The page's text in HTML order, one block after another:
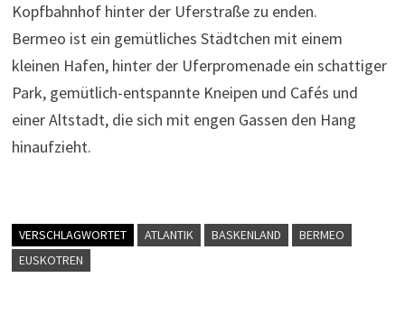
Kopfbahnhof hinter der Uferstraße zu enden.
Bermeo ist ein gemütliches Städtchen mit einem
kleinen Hafen, hinter der Uferpromenade ein schattiger
Park, gemütlich-entspannte Kneipen und Cafés und
einer Altstadt, die sich mit engen Gassen den Hang
hinaufzieht.
VERSCHLAGWORTET ATLANTIK BASKENLAND
BERMEO
EUSKOTREN